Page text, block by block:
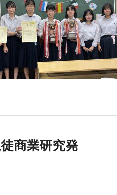
商業研究発